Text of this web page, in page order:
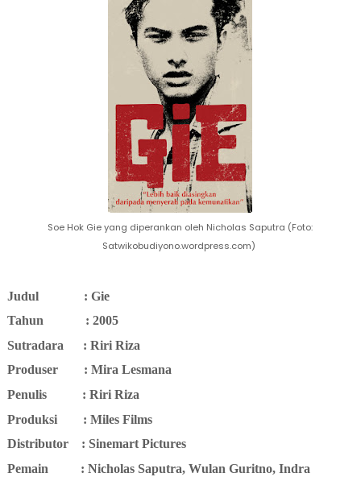
Soe Hok Gie yang diperankan oleh Nicholas Saputra (Foto:
Satwikobudiyono.wordpress.com)
Judul : Gie
Tahun
: 2005
Sutradara
: Riri Riza
Produser
: Mira Lesmana
Penulis
: Riri Riza
Produksi
: Miles Films
Distributor
: Sinemart Pictures
Pemain
: Nicholas Saputra, Wulan Guritno, Indra